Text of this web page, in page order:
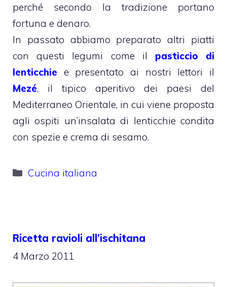
perché secondo la tradizione portano
fortuna e denaro.
In passato abbiamo preparato altri piatti
con questi legumi come il pasticcio di
lenticchie e presentato ai nostri lettori il
Mezé, il tipico aperitivo dei paesi del
Mediterraneo Orientale, in cui viene proposta
agli ospiti un’insalata di lenticchie condita
con spezie e crema di sesamo.
Categorie
Cucina italiana
Ricetta ravioli all’ischitana
4 Marzo 2011